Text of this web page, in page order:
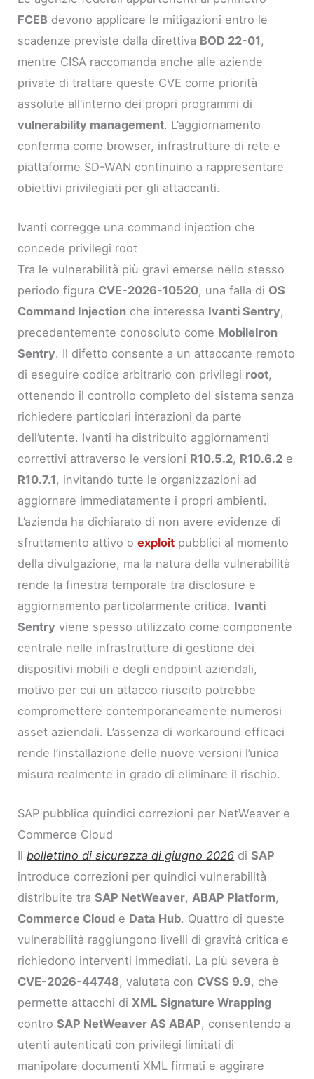
FCEB devono applicare le mitigazioni entro le
scadenze previste dalla direttiva BOD 22-01 ,
mentre CISA raccomanda anche alle aziende
private di trattare queste CVE come priorità
assolute all’interno dei propri programmi di
vulnerability management. L’aggiornamento
conferma come browser, infrastrutture di rete e
piattaforme SD-WAN continuino a rappresentare
obiettivi privilegiati per gli attaccanti.
Ivanti corregge una command injection che
concede privilegi root
Tra le vulnerabilità più gravi emerse nello stesso
periodo figura CVE-2026-10520, una falla di OS
Command Injection che interessa Ivanti Sentry,
precedentemente conosciuto come MobileIron
Sentry. Il difetto consente a un attaccante remoto
di eseguire codice arbitrario con privilegi root,
ottenendo il controllo completo del sistema senza
richiedere particolari interazioni da parte
dell’utente. Ivanti ha distribuito aggiornamenti
correttivi attraverso le versioni R10.5.2, R10.6.2 e
R10.7.1, invitando tutte le organizzazioni ad
aggiornare immediatamente i propri ambienti.
L’azienda ha dichiarato di non avere evidenze di
sfruttamento attivo oexploit pubblici al momento
della divulgazione, ma la natura della vulnerabilità
rende la finestra temporale tra disclosure e
aggiornamento particolarmente critica. Ivanti
Sentry viene spesso utilizzato come componente
centrale nelle infrastrutture di gestione dei
dispositivi mobili e degli endpoint aziendali,
motivo per cui un attacco riuscito potrebbe
compromettere contemporaneamente numerosi
asset aziendali. L’assenza di workaround efficaci
rende l’installazione delle nuove versioni l’unica
misura realmente in grado di eliminare il rischio.
SAP pubblica quindici correzioni per NetWeaver e
Commerce Cloud
Ilbollettino di sicurezza di giugno 2026 diSAP
introduce correzioni per quindici vulnerabilità
distribuite traSAP NetWeaver,ABAP Platform,
Commerce Cloud e Data Hub. Quattro di queste
vulnerabilità raggiungono livelli di gravità critica e
richiedono interventi immediati. La più severa è
CVE-2026-44748, valutata con CVSS 9.9, che
permette attacchi diXML Signature Wrapping
controSAP NetWeaver AS ABAP, consentendo a
utenti autenticati con privilegi limitati di
manipolare documenti XML firmati e aggirare